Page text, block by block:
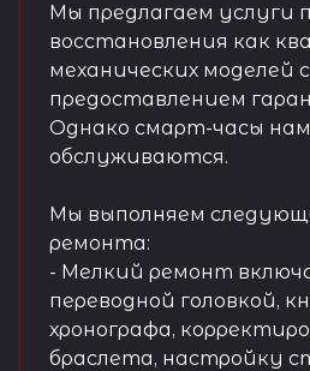
Мы предлагаем услуги
восстановления как
механических моделей с
предоставлением
Однако смарт-часы
обслуживаются.
Мы выполняем
ремонта:
- Мелкий ремонт
переводной головкой,
хронографа,
браслета, настройку